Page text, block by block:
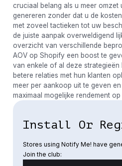
cruciaal belang als u meer
genereren zonder dat u de
met zoveel tactieken tot uw
de juiste aanpak overweldigend
overzicht van verschillende
AOV op Shopify een boost te
van enkele of al deze strategieën
betere relaties met hun klanten
meer per aankoop uit te geven
maximaal mogelijke rendement
Install Or
Stores using Notify Me! have
Join the club: